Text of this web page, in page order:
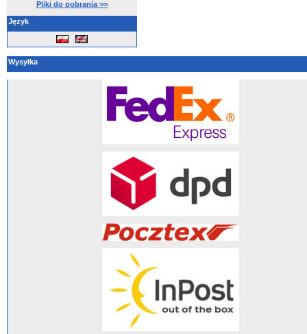
Pliki do pobrania >>
Język
Wysyłka